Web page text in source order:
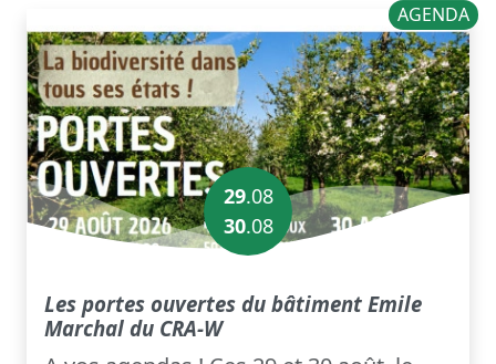
AGENDA
29.08
30.08
Les portes ouvertes du bâtiment Emile
Marchal du CRA-W